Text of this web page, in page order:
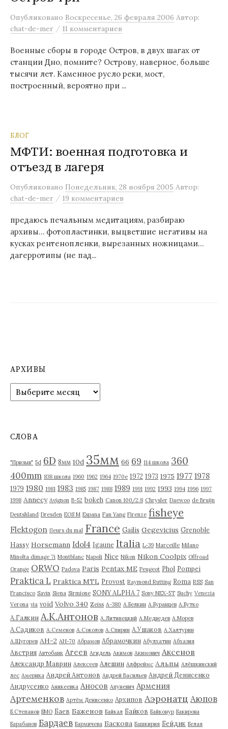
м
у
Опубликовано Воскресенье, 26 февраля 2006 Автор:
chat-de-mer / 11 комментариев
Военные сборы в городе Остров, в двух шагах от
станции Дно, помните? Острову, наверное, больше
тысячи лет. Каменное русло реки, мост,
построенный, вероятно при ...
БЛОГ
МФТИ: военная подготовка и
отъезд в лагеря
Опубликовано Понедельник, 28 ноября 2005 Автор:
chat-de-mer / 19 комментариев
предаюсь печальным медитациям, разбираю
архивы… фотопластинки, выцветшие негативы на
кусках рентенопленки, вырезанных ножницами…
дагерротипы (не пад...
АРХИВЫ
р
в
СЛОВА
"Призыв" 5d 6D 8мм 10d 35мм 66 69 114 школа 360
400mm 838 школа 1960 1962 1964 1970е 1972 1973 1975 1977 1978
1979 1980 1981 1983 1985 1987 1988 1989 1991 1992 1993 1994 1996 1997
1998 Annecy Avignon B-52 bokeh Canon 100/2.8 Chrysler Daewoo de Bruijn
Deutshland Dresden EOS M Espana Fan Yang Firenze fisheye
Flektogon fleurs du mal France Gailis Gegevicius Grenoble
Hassy Horsemann Idol4 Igaune Italia L-39 Marceille Milano
Minolta dimage 7i Montblanc Napoli Nice Nikon Nikon Coolpix Offroad
Orange ORWO Padova Paris Pentax ME Peugeot Phol Pompei
Praktica L Praktica MTL Provost Raymond Rutting Roma RSS San
Francisco Savin Siena Sirmione SONY ALPHA 7 Sony NEX-5T Suchy Venezia
Verona via void Volvo 340 Zeiss А-380 А.Белкин А.Буранцев А.Бутко
А.Галкин А.К.Антонов А.Литинецкий А.Медведев А.Морев
А.Садиков А.Семенов А.Соколов А.Спирин А.Ушаков А.Халтурин
А.Щугорев АН-2 АН-70 Абрамов Абрамочкин Абулхатин Абхазия
Австрия Автобанк Агеев Агидель Акимов Акимович Аксенов
Александр Маврин Алексеев Алешин Алфреймс Альпы Алёшкинский
лес Америка Андрей Антонов Андрей Васильев Андрей Денисенко
Андрусенко Аникеевка Аносов Апуневич Армения
Артеменков Артём Денисенко Архипов Аэронатц Аюпов
Б.Степанов БМО Баев Баженов Байкал Байков Байконур Бакирова
Барабанов Бардаев Бармичева Баскова Башкирия Бейдик Белая